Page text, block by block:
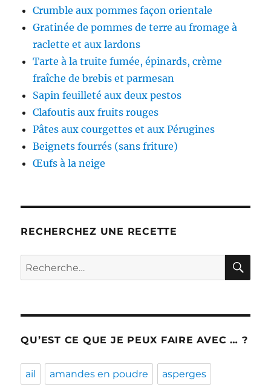
Crumble aux pommes façon orientale
Gratinée de pommes de terre au fromage à
raclette et aux lardons
Tarte à la truite fumée, épinards, crème
fraîche de brebis et parmesan
Sapin feuilleté aux deux pestos
Clafoutis aux fruits rouges
Pâtes aux courgettes et aux Pérugines
Beignets fourrés (sans friture)
Œufs à la neige
RECHERCHEZ UNE RECETTE
Recherche
pour :
QU’EST CE QUE JE PEUX FAIRE AVEC … ?
ail amandes en poudre asperges